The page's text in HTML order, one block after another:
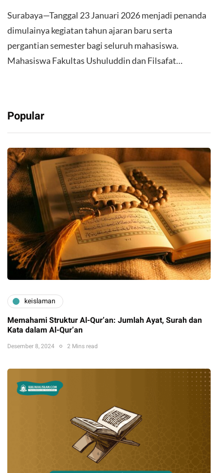
Surabaya—Tanggal 23 Januari 2026 menjadi penanda
dimulainya kegiatan tahun ajaran baru serta
pergantian semester bagi seluruh mahasiswa.
Mahasiswa Fakultas Ushuluddin dan Filsafat…
Popular
keislaman
Memahami Struktur Al-Qur’an: Jumlah Ayat, Surah dan
Kata dalam Al-Qur’an
Desember 8, 2024 2 Mins read